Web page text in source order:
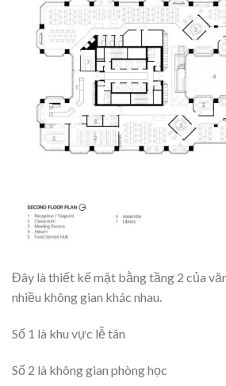
Đây là thiết kế mặt bằng tầng 2 của
nhiều không gian khác nhau.
Số 1 là khu vực lễ tân
Số 2 là không gian phòng học